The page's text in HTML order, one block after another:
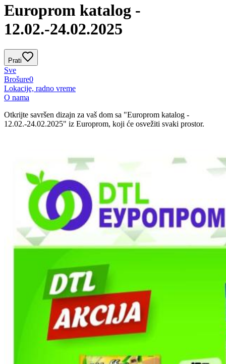
Europrom katalog -
12.02.-24.02.2025
Prati
Sve
Brošure0
Lokacije, radno vreme
O nama
Otkrijte savršen dizajn za vaš dom sa "Europrom katalog -
12.02.-24.02.2025" iz Europrom, koji će osvežiti svaki prostor.